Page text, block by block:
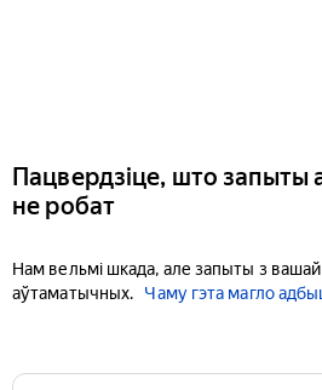
Пацвердзіце, што запыты
не робат
Нам вельмі шкада, але запыты з
аўтаматычных.
Чаму гэта магло